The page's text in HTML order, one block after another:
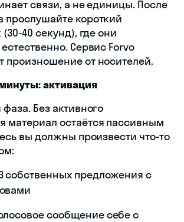
связи, а не единицы. После
прослушайте короткий
40 секунд), где они
Сервис Forvo
произношение от носителей.
активация
Без активного
материал остаётся пассивным
вы должны произвести что-то
собственных предложения с
сообщение себе с